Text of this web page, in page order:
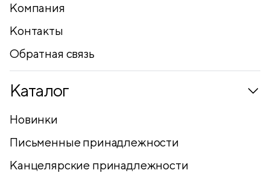
Компания
Контакты
Обратная связь
Каталог
Новинки
Письменные принадлежности
Канцелярские принадлежности